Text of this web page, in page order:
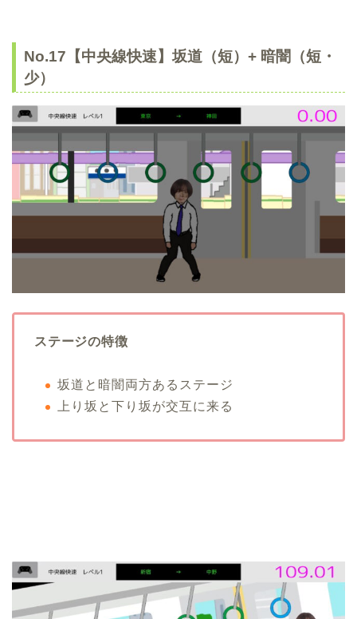
No.17【中央線快速】坂道（短）+ 暗闇（短・
少）
ステージの特徴
坂道と暗闇両方あるステージ
上り坂と下り坂が交互に来る